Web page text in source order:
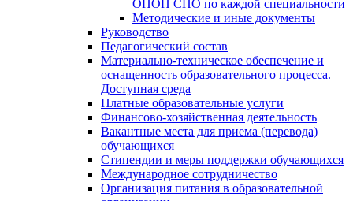
ОПОП СПО по каждой специальности
Методические и иные документы
Руководство
Педагогический состав
Материально-техническое обеспечение и
оснащенность образовательного процесса.
Доступная среда
Платные образовательные услуги
Финансово-хозяйственная деятельность
Вакантные места для приема (перевода)
обучающихся
Стипендии и меры поддержки обучающихся
Международное сотрудничество
Организация питания в образовательной